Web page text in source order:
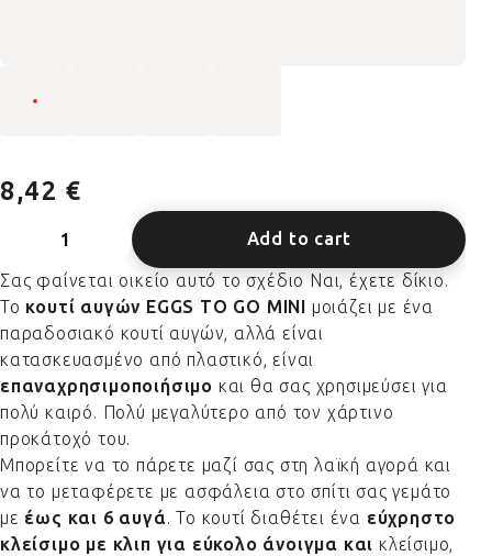
8,42 €
Add to cart
Σας φαίνεται οικείο αυτό το σχέδιο Ναι, έχετε δίκιο.
Το κουτί αυγών EGGS TO GO MINI μοιάζει με ένα
παραδοσιακό κουτί αυγών, αλλά είναι
κατασκευασμένο από πλαστικό, είναι
επαναχρησιμοποιήσιμο και θα σας χρησιμεύσει για
πολύ καιρό. Πολύ μεγαλύτερο από τον χάρτινο
προκάτοχό του.
Μπορείτε να το πάρετε μαζί σας στη λαϊκή αγορά και
να το μεταφέρετε με ασφάλεια στο σπίτι σας γεμάτο
με έως και 6 αυγά. Το κουτί διαθέτει ένα εύχρηστο
κλείσιμο με κλιπ για εύκολο άνοιγμα και κλείσιμο,